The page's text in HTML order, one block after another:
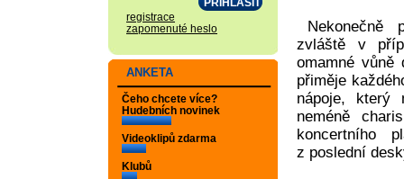
registrace
zapomenuté heslo
ANKETA
Čeho chcete více?
Hudebních novinek
Videoklipů zdarma
Klubů
zvláště v
omamné
přiměje
nápoje, který
neméně
koncertního
z poslední